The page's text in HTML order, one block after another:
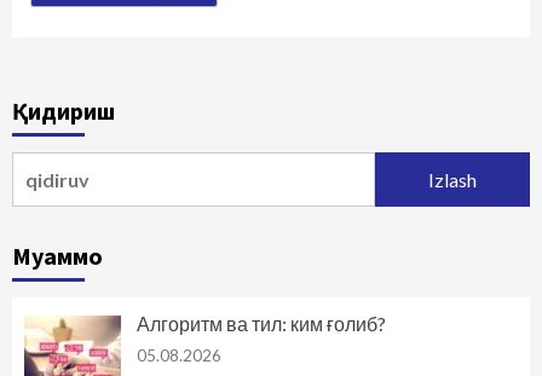
Қидириш
Муаммо
Алгоритм ва тил: ким ғолиб?
05.08.2026